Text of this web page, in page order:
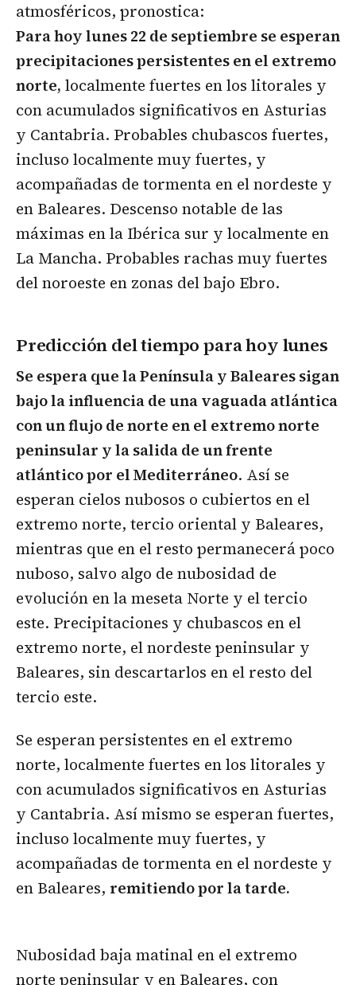
atmosféricos, pronostica:
Para hoy lunes 22 de septiembre se esperan
precipitaciones persistentes en el extremo
norte, localmente fuertes en los litorales y
con acumulados significativos en Asturias
y Cantabria. Probables chubascos fuertes,
incluso localmente muy fuertes, y
acompañadas de tormenta en el nordeste y
en Baleares. Descenso notable de las
máximas en la Ibérica sur y localmente en
La Mancha. Probables rachas muy fuertes
del noroeste en zonas del bajo Ebro.
Predicción del tiempo para hoy lunes
Se espera que la Península y Baleares sigan
bajo la influencia de una vaguada atlántica
con un flujo de norte en el extremo norte
peninsular y la salida de un frente
atlántico por el Mediterráneo. Así se
esperan cielos nubosos o cubiertos en el
extremo norte, tercio oriental y Baleares,
mientras que en el resto permanecerá poco
nuboso, salvo algo de nubosidad de
evolución en la meseta Norte y el tercio
este. Precipitaciones y chubascos en el
extremo norte, el nordeste peninsular y
Baleares, sin descartarlos en el resto del
tercio este.
Se esperan persistentes en el extremo
norte, localmente fuertes en los litorales y
con acumulados significativos en Asturias
y Cantabria. Así mismo se esperan fuertes,
incluso localmente muy fuertes, y
acompañadas de tormenta en el nordeste y
en Baleares, remitiendo por la tarde.
Nubosidad baja matinal en el extremo
norte peninsular y en Baleares, con